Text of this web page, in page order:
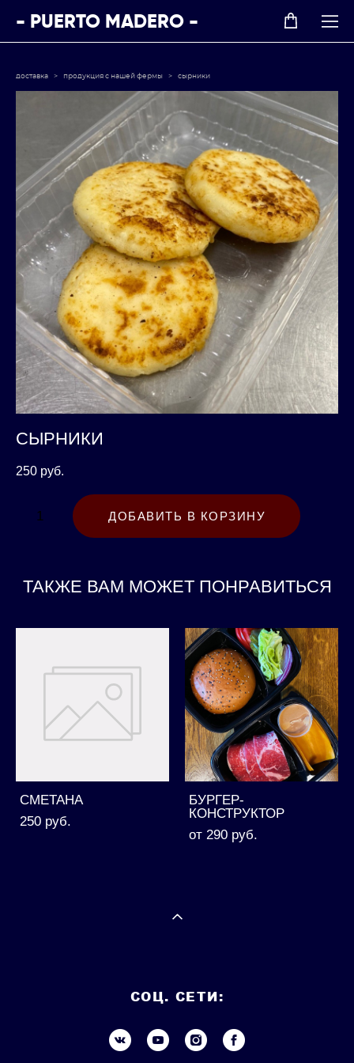
- PUERTO MADERO -
доставка > продукция с нашей фермы > сырники
СЫРНИКИ
250 pуб.
ДОБАВИТЬ В КОРЗИНУ
ТАКЖЕ ВАМ МОЖЕТ ПОНРАВИТЬСЯ
СМЕТАНА
250 pуб.
БУРГЕР-
КОНСТРУКТОР
от 290 pуб.
СОЦ. СЕТИ: